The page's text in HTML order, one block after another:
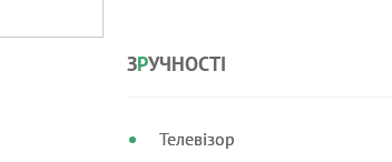
ЗРУЧНОСТІ
Телевізор